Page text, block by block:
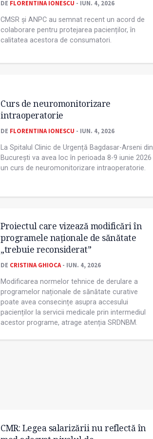
DE FLORENTINA IONESCU - IUN. 4, 2026
CMSR și ANPC au semnat recent un acord de
colaborare pentru protejarea pacienților, în
calitatea acestora de consumatori.
Curs de neuromonitorizare
intraoperatorie
DE FLORENTINA IONESCU - IUN. 4, 2026
La Spitalul Clinic de Urgență Bagdasar-Arseni din
București va avea loc în perioada 8-9 iunie 2026
un curs de neuromonitorizare intraoperatorie.
Proiectul care vizează modificări în
programele naționale de sănătate
„trebuie reconsiderat”
DE CRISTINA GHIOCA - IUN. 4, 2026
Modificarea normelor tehnice de derulare a
programelor naționale de sănătate curative
poate avea consecințe asupra accesului
pacienților la servicii medicale prin intermediul
acestor programe, atrage atenția SRDNBM.
CMR: Legea salarizării nu reflectă în